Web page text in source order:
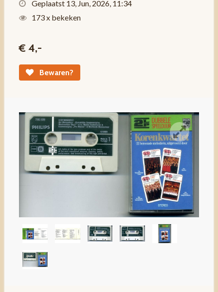
Geplaatst 13, Jun, 2026, 11:34
173 x bekeken
€ 4,-
Bewaren?